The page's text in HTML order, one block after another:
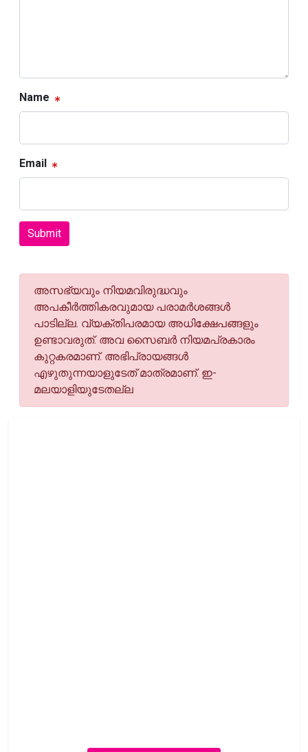
Name
Email
Submit
അസഭ്യവും നിയമവിരുദ്ധവും
അപകീര്‍ത്തികരവുമായ പരാമര്‍ശങ്ങള്‍
പാടില്ല. വ്യക്തിപരമായ അധിക്ഷേപങ്ങളും
ഉണ്ടാവരുത്. അവ സൈബര്‍ നിയമപ്രകാരം
കുറ്റകരമാണ്. അഭിപ്രായങ്ങള്‍
എഴുതുന്നയാളുടേത് മാത്രമാണ്. ഇ-
മലയാളിയുടേതല്ല